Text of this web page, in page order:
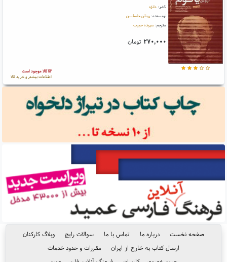
ناشر: دانژه
نویسنده: روتلن جاسلسن
مترجم: سپیده حبیب
۲۷۰,۰۰۰ تومان
کالا موجود است
اطلاعات بیشتر و خرید کالا
صفحه نخست درباره ما تماس با ما سوالات رایج
وبلاگ کارکنان
ارسال کتاب به خارج از ایران
مقررات و حدود خدمات